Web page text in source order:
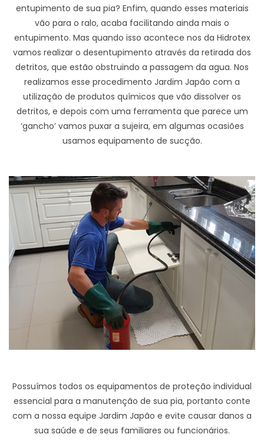
entupimento de sua pia? Enfim, quando esses materiais
vão para o ralo, acaba facilitando ainda mais o
entupimento. Mas quando isso acontece nos da Hidrotex
vamos realizar o desentupimento através da retirada dos
detritos, que estão obstruindo a passagem da agua. Nos
realizamos esse procedimento Jardim Japão com a
utilização de produtos químicos que vão dissolver os
detritos, e depois com uma ferramenta que parece um
‘gancho’ vamos puxar a sujeira, em algumas ocasiões
usamos equipamento de sucção.
Possuímos todos os equipamentos de proteção individual
essencial para a manutenção de sua pia, portanto conte
com a nossa equipe Jardim Japão e evite causar danos a
sua saúde e de seus familiares ou funcionários.